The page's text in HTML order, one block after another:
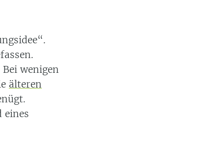
.
wenigen
älteren
eines